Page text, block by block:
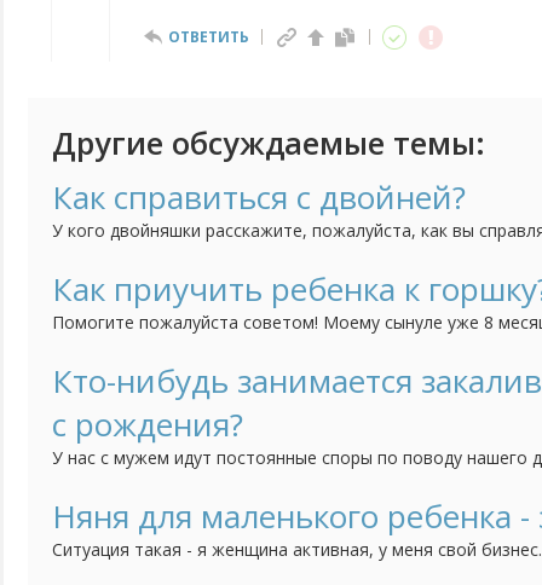
ОТВЕТИТЬ
Другие обсуждаемые темы:
Как справиться с двойней?
У кого двойняшки расскажите, пожалуйста, как вы
Как приучить ребенка к
Помогите пожалуйста советом! Моему сынуле уже 8
тем труднее нам с ним вместе придется. Но он
горшок, никакие отвлечения, игрушки, книжки не
Кто-нибудь занимается
с рождения?
У нас с мужем идут постоянные споры по поводу нашего
кажется, что он еще слишком мал для этого и мне его
закалять? Что выносить его раздетым на улицу? Или
Няня для маленького ребенка
Ситуация такая - я женщина активная, у меня свой